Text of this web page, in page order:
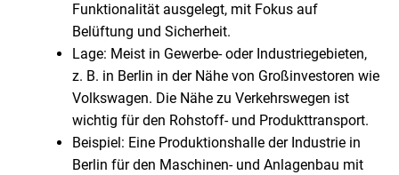
Funktionalität ausgelegt, mit Fokus auf
Belüftung und Sicherheit.
Lage: Meist in Gewerbe- oder Industriegebieten,
z. B. in Berlin in der Nähe von Großinvestoren wie
Volkswagen. Die Nähe zu Verkehrswegen ist
wichtig für den Rohstoff- und Produkttransport.
Beispiel: Eine Produktionshalle der Industrie in
Berlin für den Maschinen- und Anlagenbau mit